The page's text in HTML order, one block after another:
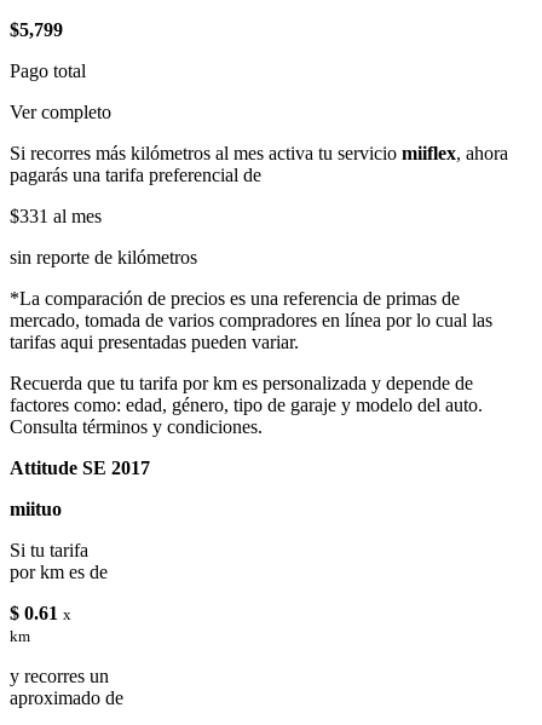
$5,799
Pago total
Ver completo
Si recorres más kilómetros al mes activa tu servicio miiflex, ahora
pagarás una tarifa preferencial de
$331 al mes
sin reporte de kilómetros
*La comparación de precios es una referencia de primas de
mercado, tomada de varios compradores en línea por lo cual las
tarifas aqui presentadas pueden variar.
Recuerda que tu tarifa por km es personalizada y depende de
factores como: edad, género, tipo de garaje y modelo del auto.
Consulta términos y condiciones.
Attitude SE 2017
miituo
Si tu tarifa
por km es de
$ 0.61 x
km
y recorres un
aproximado de